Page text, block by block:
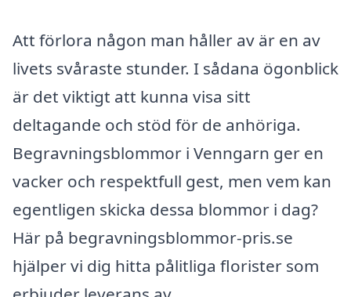
Att förlora någon man håller av är en av
livets svåraste stunder. I sådana ögonblick
är det viktigt att kunna visa sitt
deltagande och stöd för de anhöriga.
Begravningsblommor i Venngarn ger en
vacker och respektfull gest, men vem kan
egentligen skicka dessa blommor i dag?
Här på begravningsblommor-pris.se
hjälper vi dig hitta pålitliga florister som